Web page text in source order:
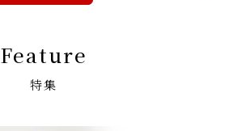
Feature
特集